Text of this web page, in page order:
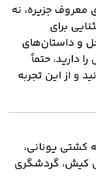
معروف جزیره، نه
برای
و داستان‌های
دارید، حتماً
و از این تجربه
کشتی یونانی،
کیش، گردشگری